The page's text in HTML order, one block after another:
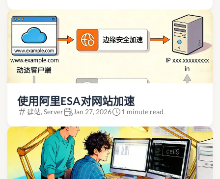
使用阿里ESA对网站加速
建站, Server Jan 27, 2026 1 minute read